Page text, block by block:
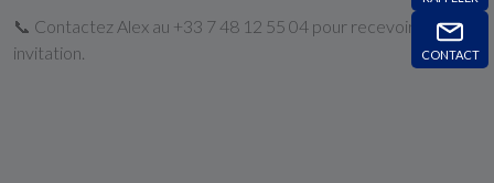
CONTACT
📞 Contactez Alex au +33 7 48 12 55 04 pour recevoir votre
invitation.